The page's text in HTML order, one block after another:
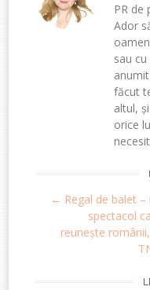
PR de
Ador
sau
făcut
altul,
orice
navigation
← Regal de balet –
spectacol
reunește